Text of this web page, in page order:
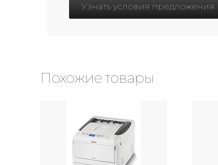
Узнать условия предложения
Похожие товары